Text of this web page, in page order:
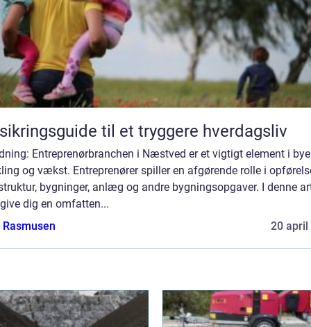
til et tryggere hverdagsliv
Entreprenørbranchen i Næstved er et vigtigt element i
og vækst. Entreprenører spiller en afgørende rolle i
bygninger, anlæg og andre bygningsopgaver. I denne
dig en omfatten...
20 april